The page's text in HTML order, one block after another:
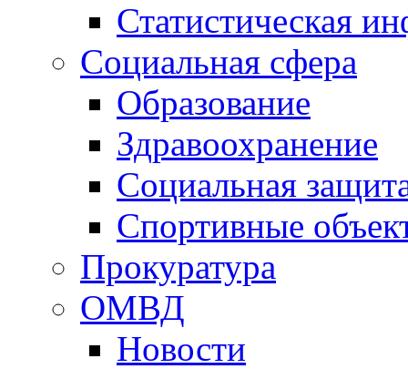
Статистическая
Социальная сфера
Образование
Здравоохранение
Социальная
Спортивные
Прокуратура
ОМВД
Новости